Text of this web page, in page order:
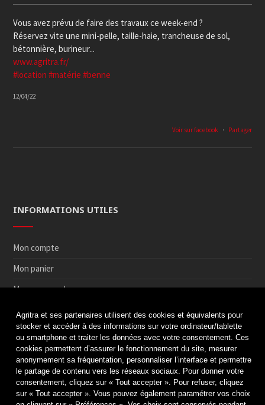
Vous avez prévu de faire des travaux ce week-end ?
Réservez vite une mini-pelle, taille-haie, trancheuse de sol,
bétonnière, burineur...
www.agritra.fr/
#location #matérie #benne
12/04/22
Voir sur facebook · Partager
INFORMATIONS UTILES
Mon compte
Mon panier
Mes commandes
Conditions Générales de Location
Zones de livraison
Conditions de Retrait et de Retour en magasin
Paiement sécurisé
Médiation de la consommation
Agritra et ses partenaires utilisent des cookies et équivalents pour
stocker et accéder à des informations sur votre ordinateur/tablette
ou smartphone et traiter les données avec votre consentement. Ces
cookies permettent d’assurer le fonctionnement du site, mesurer
anonymement sa fréquentation, personnaliser l’interface et permettre
le partage de contenu vers les réseaux sociaux. Pour donner votre
consentement, cliquez sur « Tout accepter ». Pour refuser, cliquez
sur « Tout accepter ». Vous pouvez également paramétrer vos choix